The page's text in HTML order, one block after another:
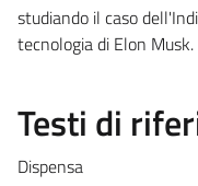
studiando il caso
tecnologia di Elon Musk.
Testi di
Dispensa